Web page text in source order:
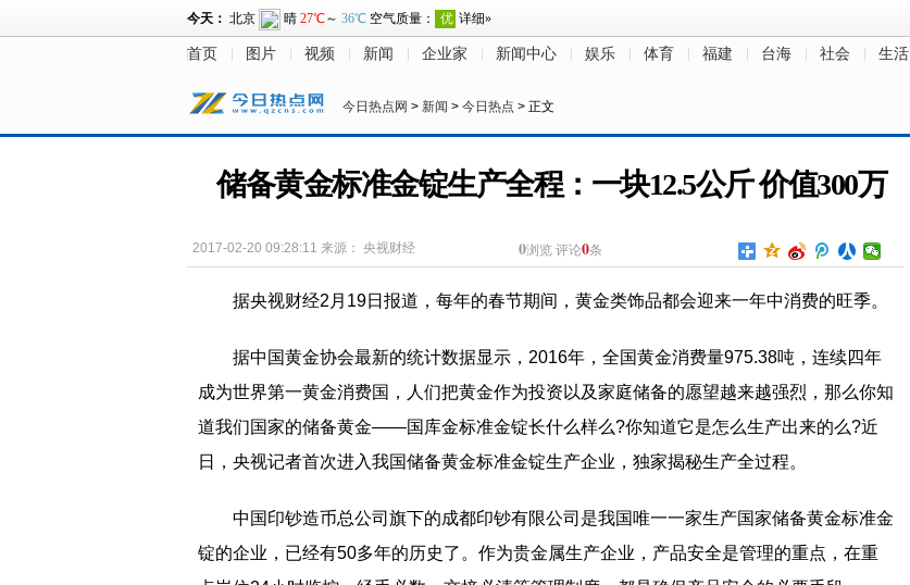
首页 图片 视频 新闻 企业家 新闻中心 娱乐 体育 福建 台海 社会 生活
今日热点网 > 新闻 > 今日热点 > 正文
储备黄金标准金锭生产全程：一块12.5公斤 价值300万
2017-02-20 09:28:11 来源： 央视财经 0浏览 评论0条
据央视财经2月19日报道，每年的春节期间，黄金类饰品都会迎来一年中消费的旺季。
据中国黄金协会最新的统计数据显示，2016年，全国黄金消费量975.38吨，连续四年
成为世界第一黄金消费国，人们把黄金作为投资以及家庭储备的愿望越来越强烈，那么你知
道我们国家的储备黄金——国库金标准金锭长什么样么?你知道它是怎么生产出来的么?近
日，央视记者首次进入我国储备黄金标准金锭生产企业，独家揭秘生产全过程。
中国印钞造币总公司旗下的成都印钞有限公司是我国唯一一家生产国家储备黄金标准金
锭的企业，已经有50多年的历史了。作为贵金属生产企业，产品安全是管理的重点，在重